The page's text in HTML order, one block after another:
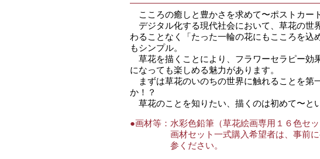
こころの癒しと豊かさを求めて〜ポストカー
デジタル化する現代社会において、草花の世
わることなく「たった一輪の花にもこころを
もシンプル。
草花を描くことにより、フラワーセラピー効
になっても楽しめる魅力があります。
まずは草花のいのちの世界に触れることを第
か！？
草花のことを知りたい、描くのは初めて〜と
●画材等： 水彩色鉛筆（草花絵画専用１６色セ
画材セット一式購入希望者は、事前
参ください。